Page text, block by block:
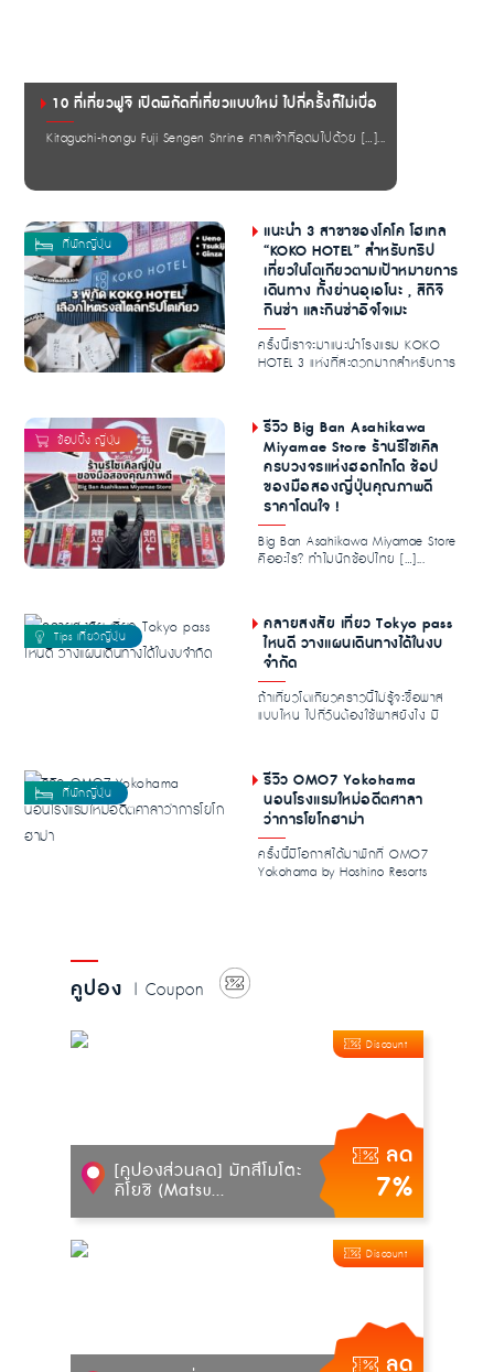
10 ที่เที่ยวฟูจิ เปิดพิกัดที่เที่ยวแบบใหม่ ไปกี่ครั้งก็ไม่เบื่อ
Kitaguchi-hongu Fuji Sengen Shrine ศาลเจ้าที่อุดมไปด้วย […]...
แนะนำ 3 สาขาของโคโค โฮเทล
“KOKO HOTEL” สำหรับทริป
เที่ยวในโตเกียวตามเป้าหมายการ
เดินทาง ทั้งย่านอุเอโนะ , สึกิจิ
กินซ่า และกินซ่าอิจโจเมะ
ครั้งนี้เราจะมาแนะนำโรงแรม KOKO
HOTEL 3 แห่งที่สะดวกมากสำหรับการ
รีวิว Big Ban Asahikawa
Miyamae Store ร้านรีไซเคิล
ครบวงจรแห่งฮอกไกโด ช้อป
ของมือสองญี่ปุ่นคุณภาพดี
ราคาโดนใจ !
Big Ban Asahikawa Miyamae Store
คืออะไร? ทำไมนักช้อปไทย […]...
คลายสงสัย เที่ยว Tokyo pass
ไหนดี วางแผนเดินทางได้ในงบ
จำกัด
ถ้าเที่ยวโตเกียวคราวนี้ไม่รู้จะซื้อพาส
แบบไหน ไปกี่วันต้องใช้พาสยังไง มี
รีวิว OMO7 Yokohama
นอนโรงแรมใหม่อดีตศาลา
ว่าการโยโกฮาม่า
ครั้งนี้มีโอกาสได้มาพักที่ OMO7
Yokohama by Hoshino Resorts
คูปอง | Coupon
ลด
7%
Discount
[คูปองส่วนลด] มัทสึโมโตะ
คิโยชิ (Matsu...
Discount